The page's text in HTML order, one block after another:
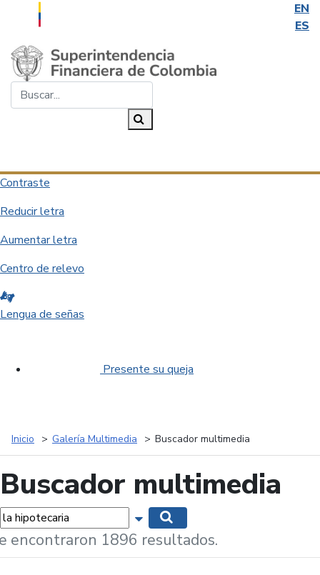
EN
ES
Saltar al contenido principal
Contraste
Reducir letra
Aumentar letra
Centro de relevo
Lengua de señas
Presente su queja
Inicio Galería Multimedia Buscador multimedia
Buscador multimedia
Mostrar opciones de búsqueda
encontraron 1896 resultados.